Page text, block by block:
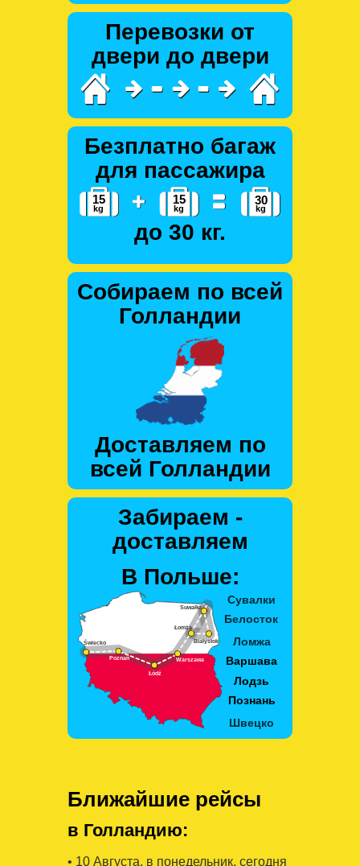
Перевозки от
двери до двери
Безплатно багаж
для пассажира
до 30 кг.
Собираем по всей
Голландии
Доставляем по
всей Голландии
Забираем -
доставляем
В Польше:
Ближайшие рейсы
в Голландию:
• 10 Августa, в понедельник, сегодня